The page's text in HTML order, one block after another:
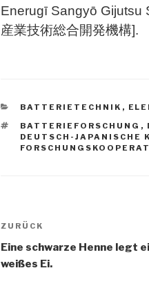
Enerugī Sangyō Gijutsu
産業技術総合開発機構].
KATEGORIEN
BATTERIETECHNIK ,
SCHLAGWÖRTER
BATTERIEFORSCHUNG ,
DEUTSCH-JAPANISCHE
Beitragsnavigation
Vorheriger
Beitrag
ZURÜCK
Eine schwarze Henne legt
weißes Ei.